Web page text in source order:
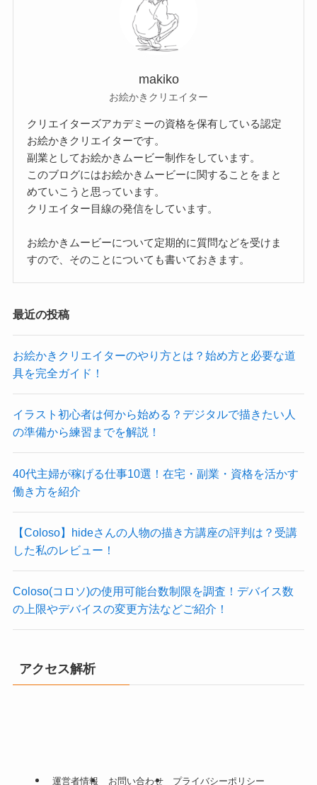
makiko
お絵かきクリエイター
クリエイターズアカデミーの資格を保有している認定
お絵かきクリエイターです。
副業としてお絵かきムービー制作をしています。
このブログにはお絵かきムービーに関することをまと
めていこうと思っています。
クリエイター目線の発信をしています。
お絵かきムービーについて定期的に質問などを受けま
すので、そのことについても書いておきます。
最近の投稿
お絵かきクリエイターのやり方とは？始め方と必要な道
具を完全ガイド！
イラスト初心者は何から始める？デジタルで描きたい人
の準備から練習までを解説！
40代主婦が稼げる仕事10選！在宅・副業・資格を活かす
働き方を紹介
【Coloso】hideさんの人物の描き方講座の評判は？受講
した私のレビュー！
Coloso(コロソ)の使用可能台数制限を調査！デバイス数
の上限やデバイスの変更方法などご紹介！
アクセス解析
運営者情報 お問い合わせ プライバシーポリシー